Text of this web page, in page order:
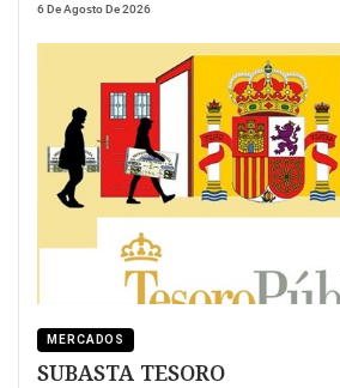
6 De Agosto De 2026
MERCADOS
SUBASTA TESORO